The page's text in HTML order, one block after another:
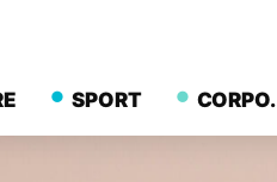
SPORT CORPO.